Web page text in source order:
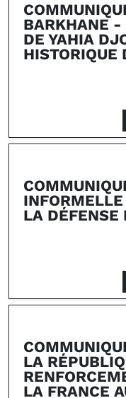
BARKHANE -
DE YAHIA
HISTORIQUE
LA DÉFENSE
LA
LA FRANCE